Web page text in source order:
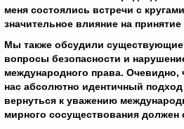
меня состоялись встречи с
значительное влияние на
Мы также обсудили
вопросы безопасности и
международного права. Очевидно,
нас абсолютно идентичный
вернуться к уважению
мирного сосуществования должен